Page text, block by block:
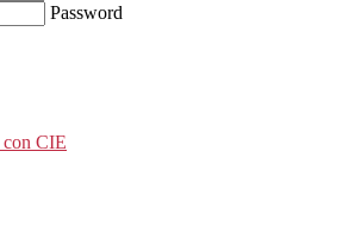
Password
con CIE